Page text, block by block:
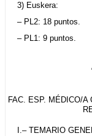
3) Euskera:
– PL2: 18 puntos.
– PL1: 9 puntos.
FAC. ESP. MÉDICO/
I.– TEMARIO